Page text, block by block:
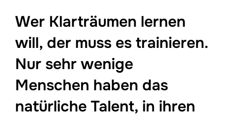
Wer Klarträumen lernen
will, der muss es trainieren.
Nur sehr wenige
Menschen haben das
natürliche Talent, in ihren